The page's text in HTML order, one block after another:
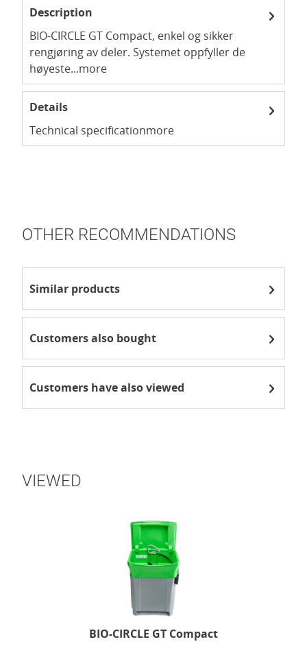
Description
BIO-CIRCLE GT Compact, enkel og sikker
rengjøring av deler. Systemet oppfyller de
høyeste...more
Details
Technical specificationmore
OTHER RECOMMENDATIONS
Similar products
Customers also bought
Customers have also viewed
VIEWED
BIO-CIRCLE GT Compact